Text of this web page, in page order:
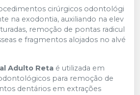
cirúrgicos odontológi
na exodontia, auxiliando na elev
remoção de pontas radicul
e fragmentos alojados no alvé
Adulto Reta é utilizada em
para remoção de
dentários em extrações